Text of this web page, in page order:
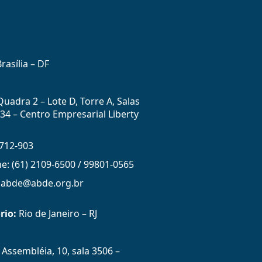
– DF
2 – Lote D, Torre A, Salas
– Centro Empresarial Liberty
903
(61) 2109-6500 / 99801-0565
Rio de Janeiro – RJ
10, sala 3506 –